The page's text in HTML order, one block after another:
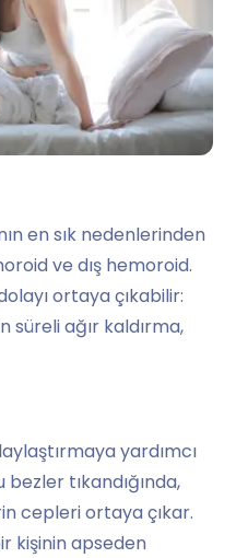
en sık nedenlerinden
ve dış hemoroid.
ortaya çıkabilir:
süreli ağır kaldırma,
yardımcı
tıkandığında,
cepleri ortaya çıkar.
kişinin apseden